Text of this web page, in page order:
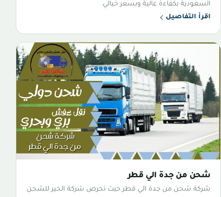
السعودية بكفاءة عالية وبسعر خيالي
اقرأ التفاصيل
شحن من جدة الي قطر
شركة شحن من جدة الي قطر حيث تحرص شركة الخير للشحن